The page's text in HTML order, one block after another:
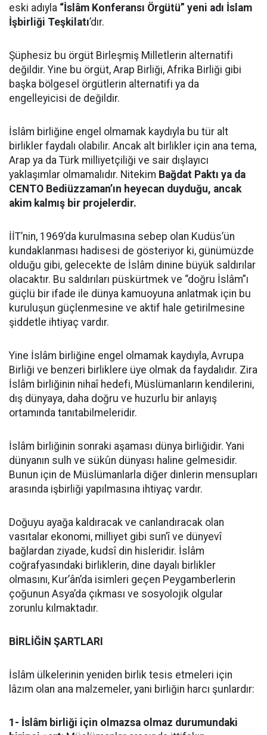
eski adıyla “İslâm Konferansı Örgütü” yeni adı İslam
İşbirliği Teşkilatı’dır.
Şüphesiz bu örgüt Birleşmiş Milletlerin alternatifi
değildir. Yine bu örgüt, Arap Birliği, Afrika Birliği gibi
başka bölgesel örgütlerin alternatifi ya da
engelleyicisi de değildir.
İslâm birliğine engel olmamak kaydıyla bu tür alt
birlikler faydalı olabilir. Ancak alt birlikler için ana tema,
Arap ya da Türk milliyetçiliği ve sair dışlayıcı
yaklaşımlar olmamalıdır. Nitekim Bağdat Paktı ya da
CENTO Bediüzzaman’ın heyecan duyduğu, ancak
akim kalmış bir projelerdir.
İİT’nin, 1969’da kurulmasına sebep olan Kudüs’ün
kundaklanması hadisesi de gösteriyor ki, günümüzde
olduğu gibi, gelecekte de İslâm dinine büyük saldırılar
olacaktır. Bu saldırıları püskürtmek ve “doğru İslâm”ı
güçlü bir ifade ile dünya kamuoyuna anlatmak için bu
kuruluşun güçlenmesine ve aktif hale getirilmesine
şiddetle ihtiyaç vardır.
Yine İslâm birliğine engel olmamak kaydıyla, Avrupa
Birliği ve benzeri birliklere üye olmak da faydalıdır. Zira
İslâm birliğinin nihaî hedefi, Müslümanların kendilerini,
dış dünyaya, daha doğru ve huzurlu bir anlayış
ortamında tanıtabilmeleridir.
İslâm birliğinin sonraki aşaması dünya birliğidir. Yani
dünyanın sulh ve sükûn dünyası haline gelmesidir.
Bunun için de Müslümanlarla diğer dinlerin mensupları
arasında işbirliği yapılmasına ihtiyaç vardır.
Doğuyu ayağa kaldıracak ve canlandıracak olan
vasıtalar ekonomi, milliyet gibi sun’î ve dünyevî
bağlardan ziyade, kudsî din hisleridir. İslâm
coğrafyasındaki birliklerin, dine dayalı birlikler
olmasını, Kur’ân’da isimleri geçen Peygamberlerin
çoğunun Asya’da çıkması ve sosyolojik olgular
zorunlu kılmaktadır.
BİRLİĞİN ŞARTLARI
İslâm ülkelerinin yeniden birlik tesis etmeleri için
lâzım olan ana malzemeler, yani birliğin harcı şunlardır:
1- İslâm birliği için olmazsa olmaz durumundaki